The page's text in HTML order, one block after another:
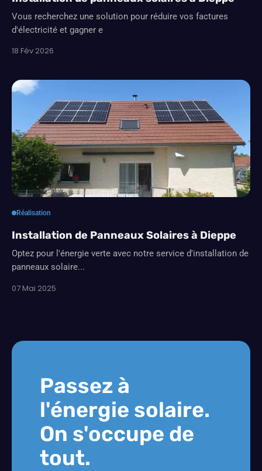
Vous recherchez une solution pour réduire vos factures
d'électricité et gagner e
18 Fév 2026
Réalisation
Installation de Panneaux Solaires à Dieppe
Optez pour l'énergie verte avec notre service d'installation de
panneaux solaire...
07 Mai 2025
Passez à
l'énergie solaire.
On s'occupe de
tout.